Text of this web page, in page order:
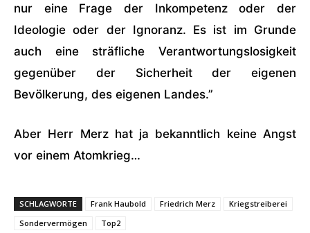
nur eine Frage der Inkompetenz oder der
Ideologie oder der Ignoranz. Es ist im Grunde
auch eine sträfliche Verantwortungslosigkeit
gegenüber der Sicherheit der eigenen
Bevölkerung, des eigenen Landes.”
Aber Herr Merz hat ja bekanntlich keine Angst
vor einem Atomkrieg…
SCHLAGWORTE Frank Haubold Friedrich Merz
Kriegstreiberei
Sondervermögen
Top2